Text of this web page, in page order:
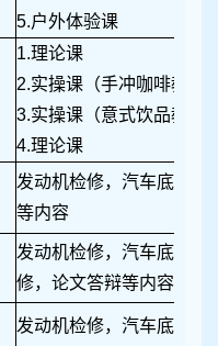
5.户外体验课
1.理论课
2.实操课（手冲咖啡教学
3.实操课（意式饮品教学
4.理论课
发动机检修，汽车底盘检
等内容
发动机检修，汽车底盘检
修，论文答辩等内容。
发动机检修，汽车底盘检